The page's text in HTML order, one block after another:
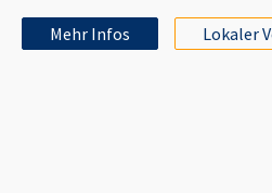
Mehr Infos Lokaler